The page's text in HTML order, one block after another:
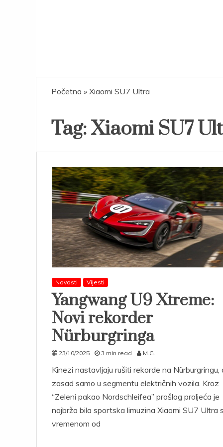
Početna » Xiaomi SU7 Ultra
Tag:Xiaomi SU7
Novosti Vijesti
Yangwang U9 Xtreme:
Novi rekorder
Nürburgringa
23/10/2025 3 min read M.G.
Kinezi nastavljaju rušiti rekorde na Nürburgringu,
zasad samo u segmentu električnih vozila. Kroz
“Zeleni pakao Nordschleifea” prošlog proljeća je
najbrža bila sportska limuzina Xiaomi SU7 Ultra
vremenom od